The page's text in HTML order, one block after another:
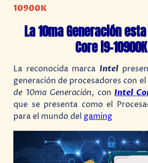
10900K
La 10ma Generación
Core i9-10900K
La reconocida marca Intel
generación de procesadores con el
de 10ma Generación, conIntel
que se presenta como el
para el mundo del gaming